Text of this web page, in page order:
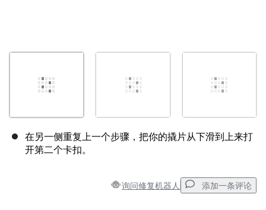
在另一侧重复上一个步骤，把你的撬片从下滑到上来打
开第二个卡扣。
询问修复机器人 添加一条评论